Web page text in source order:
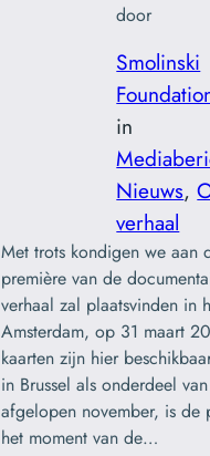
door
Smolinski
in
Nieuws,
verhaal
Met trots kondigen we aan
première van de
verhaal zal plaatsvinden in
Amsterdam, op 31 maart
kaarten zijn hier
in Brussel als onderdeel
afgelopen november, is de
het moment van de…